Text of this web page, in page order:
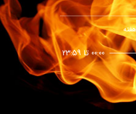
00:00 تا 23:59